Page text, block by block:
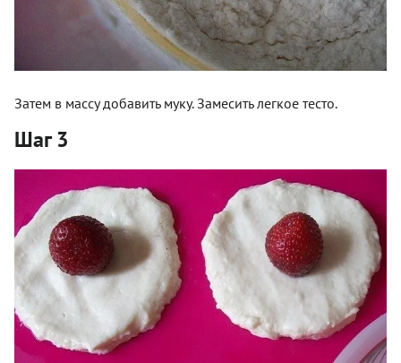
Затем в массу добавить муку. Замесить легкое тесто.
Шаг 3